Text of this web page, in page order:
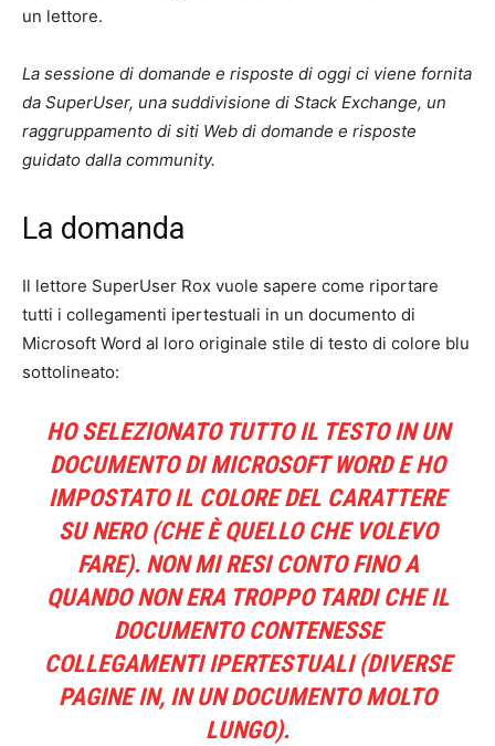
un lettore.
La sessione di domande e risposte di oggi ci viene fornita
da SuperUser, una suddivisione di Stack Exchange, un
raggruppamento di siti Web di domande e risposte
guidato dalla community.
La domanda
Il lettore SuperUser Rox vuole sapere come riportare
tutti i collegamenti ipertestuali in un documento di
Microsoft Word al loro originale stile di testo di colore blu
sottolineato:
HO SELEZIONATO TUTTO IL TESTO IN UN
DOCUMENTO DI MICROSOFT WORD E HO
IMPOSTATO IL COLORE DEL CARATTERE
SU NERO (CHE È QUELLO CHE VOLEVO
FARE). NON MI RESI CONTO FINO A
QUANDO NON ERA TROPPO TARDI CHE IL
DOCUMENTO CONTENESSE
COLLEGAMENTI IPERTESTUALI (DIVERSE
PAGINE IN, IN UN DOCUMENTO MOLTO
LUNGO).